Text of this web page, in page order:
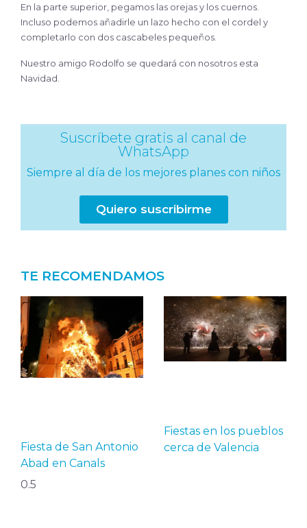
En la parte superior, pegamos las orejas y los cuernos.
Incluso podemos añadirle un lazo hecho con el cordel y
completarlo con dos cascabeles pequeños.
Nuestro amigo Rodolfo se quedará con nosotros esta
Navidad.
Suscríbete gratis al canal de
WhatsApp
Siempre al día de los mejores planes con niños
Quiero suscribirme
TE RECOMENDAMOS
Fiesta de San Antonio
Abad en Canals
Fiestas en los pueblos
cerca de Valencia